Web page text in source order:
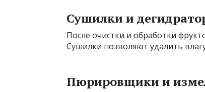
Сушилки и
После очистки и обработки
Сушилки позволяют удалить
Пюрировщики и